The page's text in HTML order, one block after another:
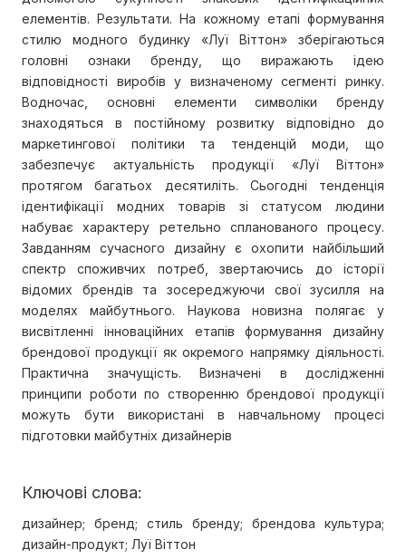
елементів. Результати. На кожному етапі формування
стилю модного будинку «Луї Віттон» зберігаються
головні ознаки бренду, що виражають ідею
відповідності виробів у визначеному сегменті ринку.
Водночас, основні елементи символіки бренду
знаходяться в постійному розвитку відповідно до
маркетингової політики та тенденцій моди, що
забезпечує актуальність продукції «Луї Віттон»
протягом багатьох десятиліть. Сьогодні тенденція
ідентифікації модних товарів зі статусом людини
набуває характеру ретельно спланованого процесу.
Завданням сучасного дизайну є охопити найбільший
спектр споживчих потреб, звертаючись до історії
відомих брендів та зосереджуючи свої зусилля на
моделях майбутнього. Наукова новизна полягає у
висвітленні інноваційних етапів формування дизайну
брендової продукції як окремого напрямку діяльності.
Практична значущість. Визначені в дослідженні
принципи роботи по створенню брендової продукції
можуть бути використані в навчальному процесі
підготовки майбутніх дизайнерів
Ключові слова:
дизайнер; бренд; стиль бренду; брендова культура;
дизайн-продукт; Луї Віттон